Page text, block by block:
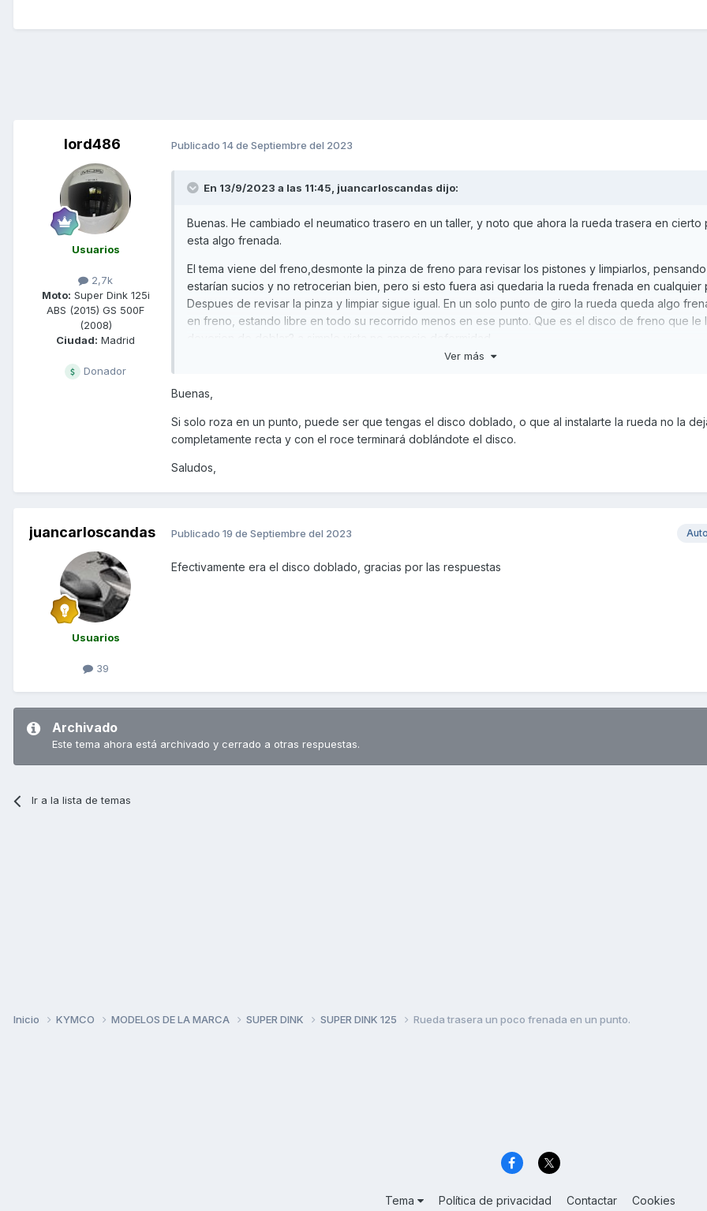
lord486
Usuarios
2,7k
Moto: Super Dink 125i
ABS (2015) GS 500F
(2008)
Ciudad: Madrid
Donador
Publicado 14 de Septiembre del 2023
En 13/9/2023 a las 11:45, juancarloscandas dijo:
Buenas. He cambiado el neumatico trasero en un taller, y noto que ahora la rueda trasera en cierto
esta algo frenada.
El tema viene del freno,desmonte la pinza de freno para revisar los pistones y limpiarlos,
estarían sucios y no retrocerian bien, pero si esto fuera asi quedaria la rueda frenada en cualquier
Despues de revisar la pinza y limpiar sigue igual. En un solo punto de giro la rueda queda algo
en freno, estando libre en todo su recorrido menos en ese punto. Que es el disco de freno que le
Ver más
Buenas,
Si solo roza en un punto, puede ser que tengas el disco doblado, o que al instalarte la rueda no la
completamente recta y con el roce terminará doblándote el disco.
Saludos,
juancarloscandas
Usuarios
39
Publicado 19 de Septiembre del 2023
Efectivamente era el disco doblado, gracias por las respuestas
Archivado
Este tema ahora está archivado y cerrado a otras respuestas.
Ir a la lista de temas
Inicio KYMCO MODELOS DE LA MARCA SUPER DINK SUPER DINK 125 Rueda trasera un poco frenada en un punto.
Tema Política de privacidad Contactar Cookies